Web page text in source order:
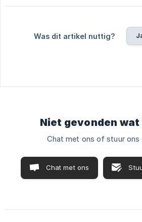
Was dit artikel nuttig?
Niet gevonden wat
Chat met ons of stuur ons
Chat met ons